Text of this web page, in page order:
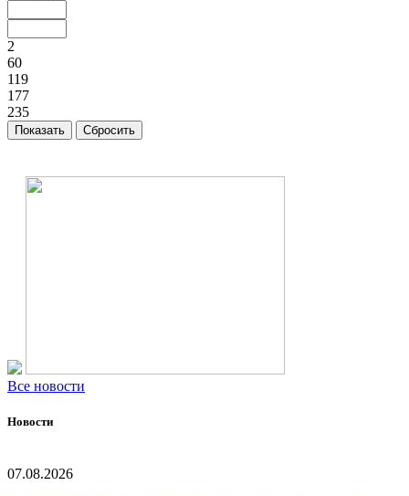
2
60
119
177
235
Все новости
Новости
07.08.2026